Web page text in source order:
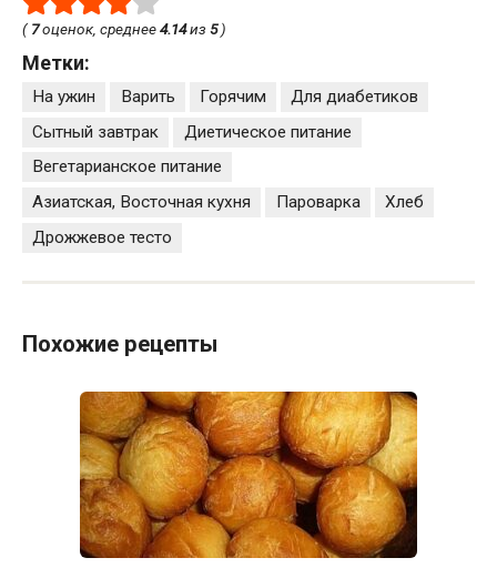
( 7оценок, среднее4.14из 5)
Метки:
На ужин Варить Горячим
Для диабетиков
Сытный завтрак
Диетическое питание
Вегетарианское питание
Азиатская, Восточная кухня
Пароварка
Хлеб
Дрожжевое тесто
Похожие рецепты